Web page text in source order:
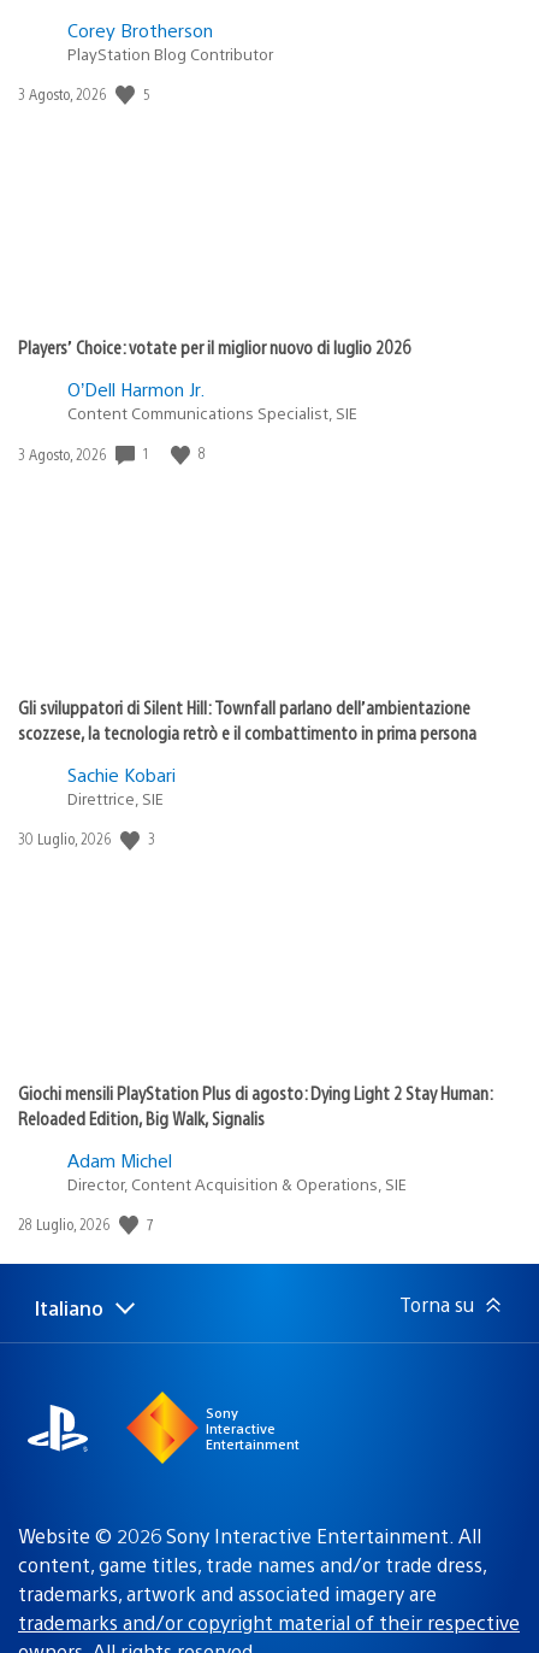
Corey Brotherson
PlayStation Blog Contributor
Data
3 Agosto, 2026 5
Players’ Choice: votate per il miglior nuovo di luglio 2026
O’Dell Harmon Jr.
Content Communications Specialist, SIE
Data
3 Agosto, 2026 1 8
Gli sviluppatori di Silent Hill: Townfall parlano dell’ambientazione
scozzese, la tecnologia retrò e il combattimento in prima persona
Sachie Kobari
Direttrice, SIE
Data
30 Luglio, 2026 3
Giochi mensili PlayStation Plus di agosto: Dying Light 2 Stay Human:
Reloaded Edition, Big Walk, Signalis
Adam Michel
Director, Content Acquisition & Operations, SIE
Data
pubblicazione:
28 Luglio, 2026 7
Seleziona
una
Regione
attuale:
Italiano Torna su
Sony
Interactive
Entertainment
Website © 2026 Sony Interactive Entertainment. All
content, game titles, trade names and/or trade dress,
trademarks, artwork and associated imagery are
trademarks and/or copyright material of their respective